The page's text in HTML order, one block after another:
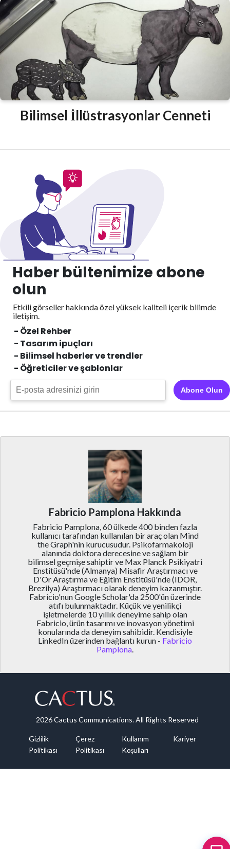
Bilimsel İllüstrasyonlar Cenneti
Haber bültenimize abone
olun
Etkili görseller hakkında özel yüksek kaliteli içerik bilimde
iletişim.
- Özel Rehber
- Tasarım ipuçları
- Bilimsel haberler ve trendler
- Öğreticiler ve şablonlar
Abone Olun
Fabricio Pamplona Hakkında
Fabricio Pamplona, 60 ülkede 400 binden fazla
kullanıcı tarafından kullanılan bir araç olan Mind
the Graph'nin kurucusudur. Psikofarmakoloji
alanında doktora derecesine ve sağlam bir
bilimsel geçmişe sahiptir ve Max Planck Psikiyatri
Enstitüsü'nde (Almanya) Misafir Araştırmacı ve
D'Or Araştırma ve Eğitim Enstitüsü'nde (IDOR,
Brezilya) Araştırmacı olarak deneyim kazanmıştır.
Fabricio'nun Google Scholar'da 2500'ün üzerinde
atıfı bulunmaktadır. Küçük ve yenilikçi
işletmelerde 10 yıllık deneyime sahip olan
Fabricio, ürün tasarımı ve inovasyon yönetimi
konularında da deneyim sahibidir. Kendisiyle
LinkedIn üzerinden bağlantı kurun - Fabricio
Pamplona
2026 Cactus Communications. All Rights Reserved
Gizlilik
Politikası
Çerez
Politikası
Kullanım
Koşulları
Kariyer